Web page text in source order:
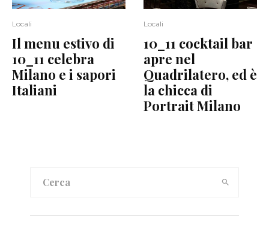
Locali
Il menu estivo di
10_11 celebra
Milano e i sapori
Italiani
Locali
10_11 cocktail bar
apre nel
Quadrilatero, ed è
la chicca di
Portrait Milano